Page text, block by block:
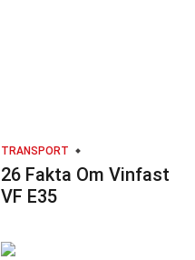
TRANSPORT
26 Fakta Om Vinfast
VF E35